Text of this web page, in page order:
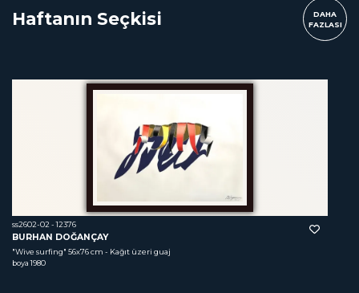
Haftanın Seçkisi
DAHA
FAZLASI
ss2602-02 - 12376
BURHAN DOĞANÇAY
"Wive surfing" 56x76 cm - Kağıt üzeri guaj
boya 1980